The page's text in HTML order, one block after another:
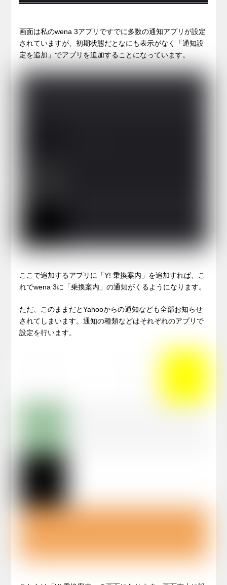
画面は私のwena 3アプリですでに多数の通知アプリが設定
されていますが、初期状態だとなにも表示がなく「通知設
定を追加」でアプリを追加することになっています。
ここで追加するアプリに「Y! 乗換案内」を追加すれば、こ
れでwena 3に「乗換案内」の通知がくるようになります。
ただ、このままだとYahooからの通知なども全部お知らせ
されてしまいます。通知の種類などはそれぞれのアプリで
設定を行います。